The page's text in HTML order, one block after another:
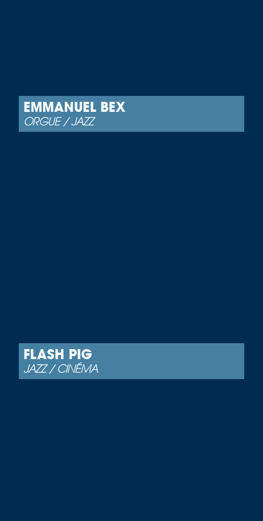
EMMANUEL BEX
ORGUE / JAZZ
FLASH PIG
JAZZ / CINÉMA